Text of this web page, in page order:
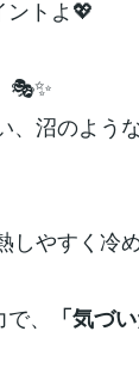
トよ💖
🎭✨
沼のような
しやすく冷
、 「気づ